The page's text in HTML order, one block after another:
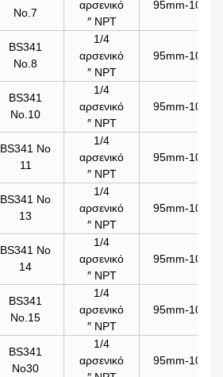
No.7
αρσενικό
″ NPT
95mm-
BS341
No.8
1/4
αρσενικό
″ NPT
95mm-
BS341
No.10
1/4
αρσενικό
″ NPT
95mm-
BS341 Νο
11
1/4
αρσενικό
″ NPT
95mm-
BS341 Νο
13
1/4
αρσενικό
″ NPT
95mm-
BS341 Νο
14
1/4
αρσενικό
″ NPT
95mm-
BS341
No.15
1/4
αρσενικό
″ NPT
95mm-
BS341
No30
1/4
αρσενικό
95mm-